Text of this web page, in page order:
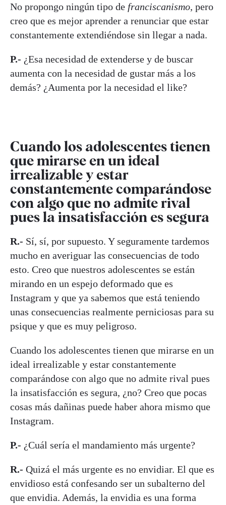
No propongo ningún tipo de franciscanismo, pero
creo que es mejor aprender a renunciar que estar
constantemente extendiéndose sin llegar a nada.
P.- ¿Esa necesidad de extenderse y de buscar
aumenta con la necesidad de gustar más a los
demás? ¿Aumenta por la necesidad el like?
Cuando los adolescentes tienen
que mirarse en un ideal
irrealizable y estar
constantemente comparándose
con algo que no admite rival
pues la insatisfacción es segura
R.- Sí, sí, por supuesto. Y seguramente tardemos
mucho en averiguar las consecuencias de todo
esto. Creo que nuestros adolescentes se están
mirando en un espejo deformado que es
Instagram y que ya sabemos que está teniendo
unas consecuencias realmente perniciosas para su
psique y que es muy peligroso.
Cuando los adolescentes tienen que mirarse en un
ideal irrealizable y estar constantemente
comparándose con algo que no admite rival pues
la insatisfacción es segura, ¿no? Creo que pocas
cosas más dañinas puede haber ahora mismo que
Instagram.
P.- ¿Cuál sería el mandamiento más urgente?
R.- Quizá el más urgente es no envidiar. El que es
envidioso está confesando ser un subalterno del
que envidia. Además, la envidia es una forma